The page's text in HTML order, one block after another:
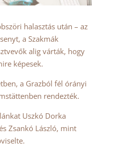
halasztás után – az
a Szakmák
alig várták, hogy
képesek.
a Grazból fél órányi
rendezték.
Uszkó Dorka
Zsankó László, mint